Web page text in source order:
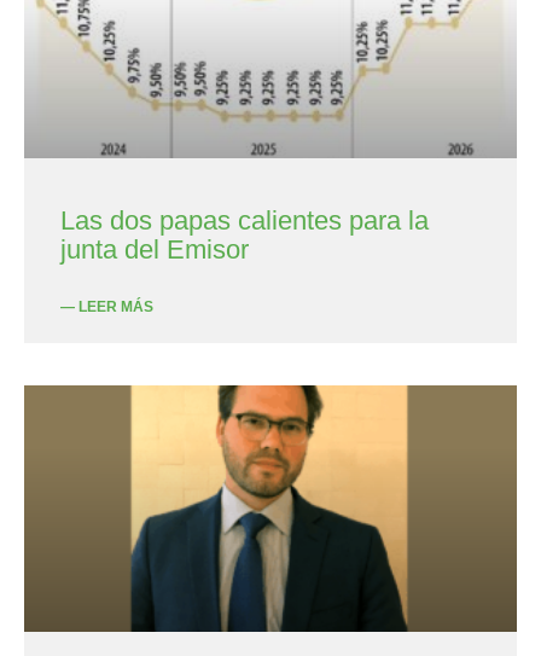
Las dos papas calientes para la
junta del Emisor
— LEER MÁS